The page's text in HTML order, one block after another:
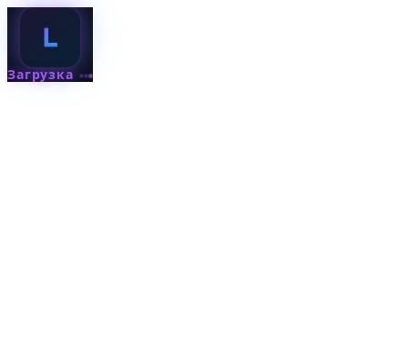
Загрузка